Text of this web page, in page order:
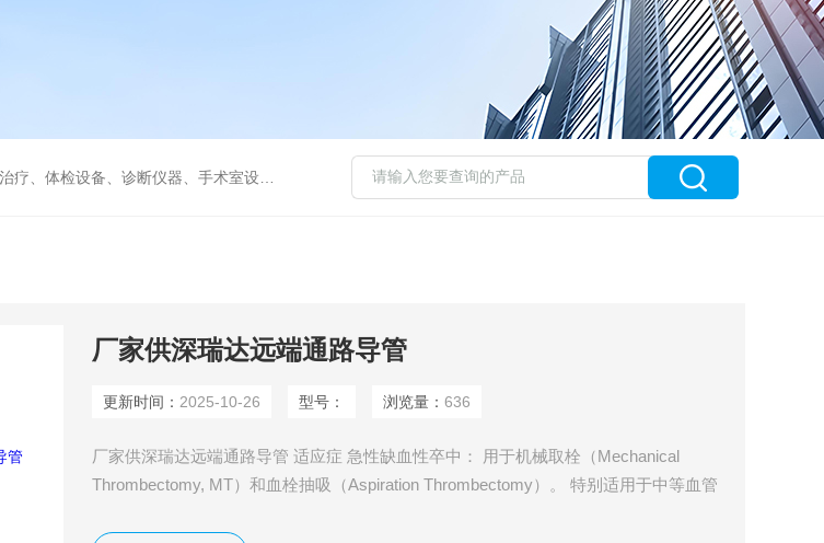
手术室设备急救室、监护设备诊疗室等医疗设备。
厂家供深瑞达远端通路导管
更新时间： 2025-10-26 型号： 浏览量：636
厂家供深瑞达远端通路导管 适应症 急性缺血性卒中： 用于机械取栓（Mechanical
Thrombectomy, MT）和血栓抽吸（Aspiration Thrombectomy）。 特别适用于中等血管